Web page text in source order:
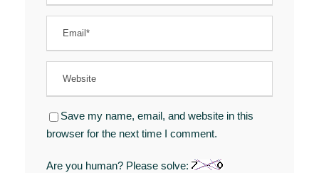
Save my name, email, and website in this
browser for the next time I comment.
Are you human? Please solve: